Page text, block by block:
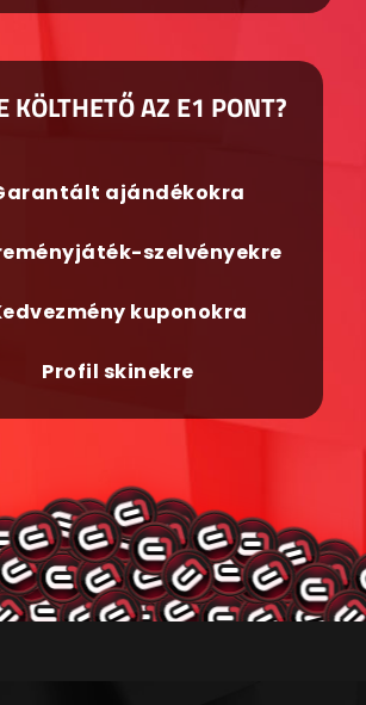
KÖLTHETŐ AZ E1 PONT?
ajándékokra
szelvényekre
kuponokra
Profil skinekre